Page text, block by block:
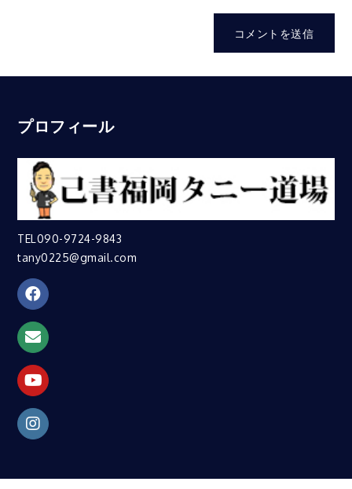
プロフィール
TEL090-9724-9843
tany0225@gmail.com